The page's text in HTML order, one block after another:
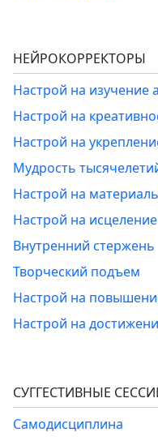
НЕЙРОКОРРЕКТОРЫ
Настрой на изучение
Настрой на
Настрой на
Мудрость
Настрой на
Настрой на исцеление
Внутренний стержень
Творческий подъем
Настрой на
Настрой на
СУГГЕСТИВНЫЕ
Самодисциплина